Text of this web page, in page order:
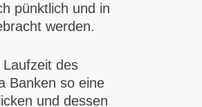
pünktlich und in
werden.
des
Banken so eine
und dessen